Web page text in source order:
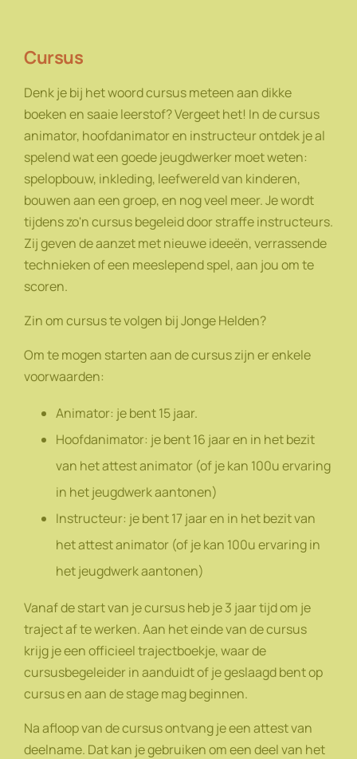
Cursus
Denk je bij het woord cursus meteen aan dikke
boeken en saaie leerstof? Vergeet het! In de cursus
animator, hoofdanimator en instructeur ontdek je al
spelend wat een goede jeugdwerker moet weten:
spelopbouw, inkleding, leefwereld van kinderen,
bouwen aan een groep, en nog veel meer. Je wordt
tijdens zo'n cursus begeleid door straffe instructeurs.
Zij geven de aanzet met nieuwe ideeën, verrassende
technieken of een meeslepend spel, aan jou om te
scoren.
Zin om cursus te volgen bij Jonge Helden?
Om te mogen starten aan de cursus zijn er enkele
voorwaarden:
Animator: je bent 15 jaar.
Hoofdanimator: je bent 16 jaar en in het bezit
van het attest animator (of je kan 100u ervaring
in het jeugdwerk aantonen)
Instructeur: je bent 17 jaar en in het bezit van
het attest animator (of je kan 100u ervaring in
het jeugdwerk aantonen)
Vanaf de start van je cursus heb je 3 jaar tijd om je
traject af te werken. Aan het einde van de cursus
krijg je een officieel trajectboekje, waar de
cursusbegeleider in aanduidt of je geslaagd bent op
cursus en aan de stage mag beginnen.
Na afloop van de cursus ontvang je een attest van
deelname. Dat kan je gebruiken om een deel van het